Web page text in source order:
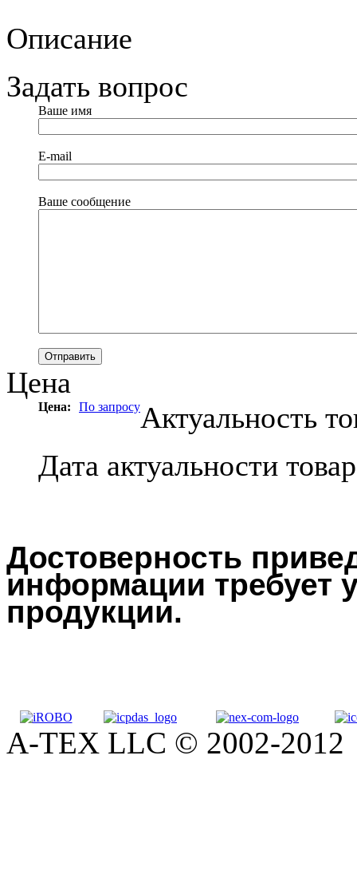
Описание
Задать вопрос
Ваше имя
E-mail
Ваше сообщение
Цена
Цена: По запросуАктуальность
Дата актуальности
Достоверность
информации требует
продукции.
A-TEX LLC © 2002-2012